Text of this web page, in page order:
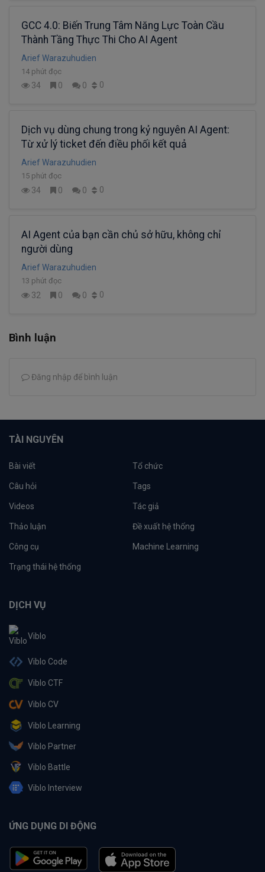
GCC 4.0: Biến Trung Tâm Năng Lực Toàn Cầu
Thành Tầng Thực Thi Cho AI Agent
Arief Warazuhudien
14 phút đọc
34 0 0 0
Dịch vụ dùng chung trong kỷ nguyên AI Agent:
Từ xử lý ticket đến điều phối kết quả
Arief Warazuhudien
15 phút đọc
34 0 0 0
AI Agent của bạn cần chủ sở hữu, không chỉ
người dùng
Arief Warazuhudien
13 phút đọc
32 0 0 0
Bình luận
Đăng nhập để bình luận
TÀI NGUYÊN
Bài viết Tổ chức
Câu hỏi Tags
Videos Tác giả
Thảo luận Đề xuất hệ thống
Công cụ Machine Learning
Trạng thái hệ thống
DỊCH VỤ
Viblo
Viblo Code
Viblo CTF
Viblo CV
Viblo Learning
Viblo Partner
Viblo Battle
Viblo Interview
ỨNG DỤNG DI ĐỘNG